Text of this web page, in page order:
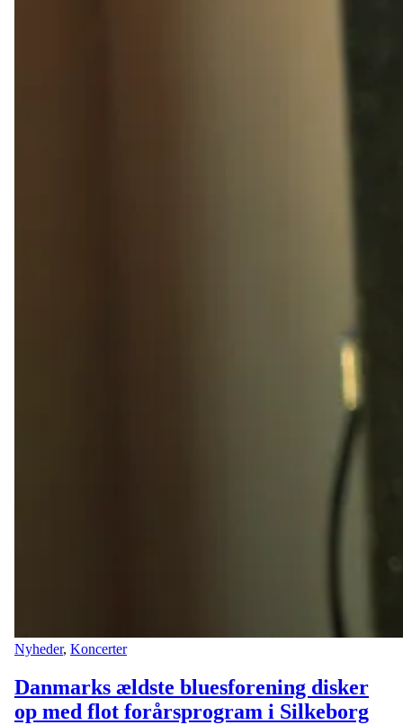
Nyheder, Koncerter
Danmarks ældste bluesforening disker
op med flot forårsprogram i Silkeborg